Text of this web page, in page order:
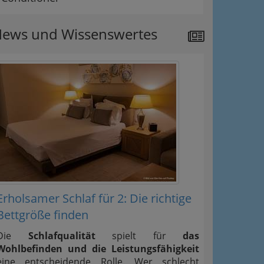
und Wissenswertes
Schlaf für 2: Die richtige
finden
Schlafqualitätspielt für das
und die Leistungsfähigkeit